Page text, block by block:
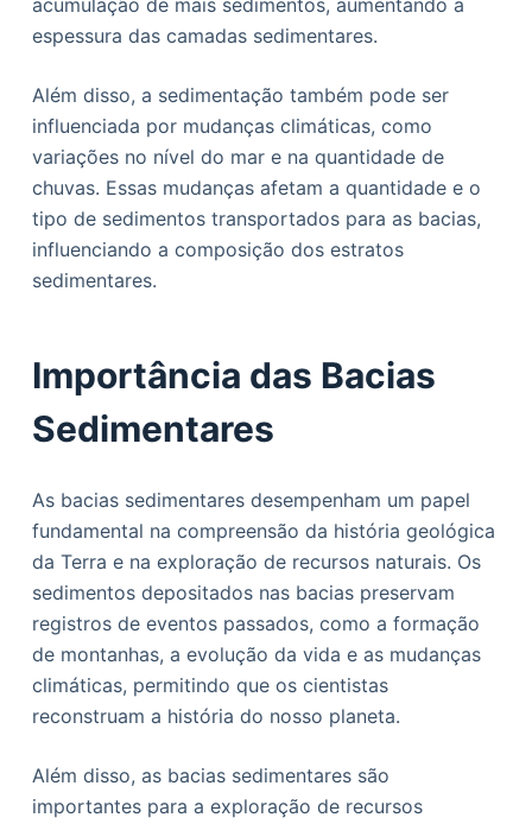
acumulação de mais sedimentos, aumentando a
espessura das camadas sedimentares.
Além disso, a sedimentação também pode ser
influenciada por mudanças climáticas, como
variações no nível do mar e na quantidade de
chuvas. Essas mudanças afetam a quantidade e o
tipo de sedimentos transportados para as bacias,
influenciando a composição dos estratos
sedimentares.
Importância das Bacias
Sedimentares
As bacias sedimentares desempenham um papel
fundamental na compreensão da história geológica
da Terra e na exploração de recursos naturais. Os
sedimentos depositados nas bacias preservam
registros de eventos passados, como a formação
de montanhas, a evolução da vida e as mudanças
climáticas, permitindo que os cientistas
reconstruam a história do nosso planeta.
Além disso, as bacias sedimentares são
importantes para a exploração de recursos